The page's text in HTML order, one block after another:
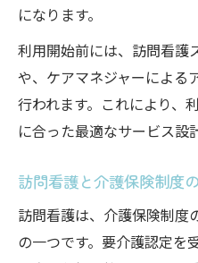
になります。
利用開始前には、訪問看護
や、ケアマネジャーによる
行われます。これにより、
に合った最適なサービス設
訪問看護と介護保険制度
訪問看護は、介護保険制度
の一つです。要介護認定を